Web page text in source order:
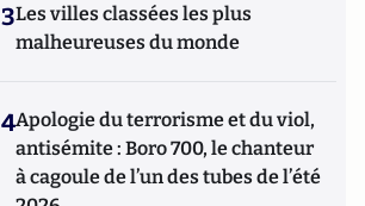
3Les villes classées les plus
malheureuses du monde
4Apologie du terrorisme et du viol,
antisémite : Boro 700, le chanteur
à cagoule de l’un des tubes de l’été